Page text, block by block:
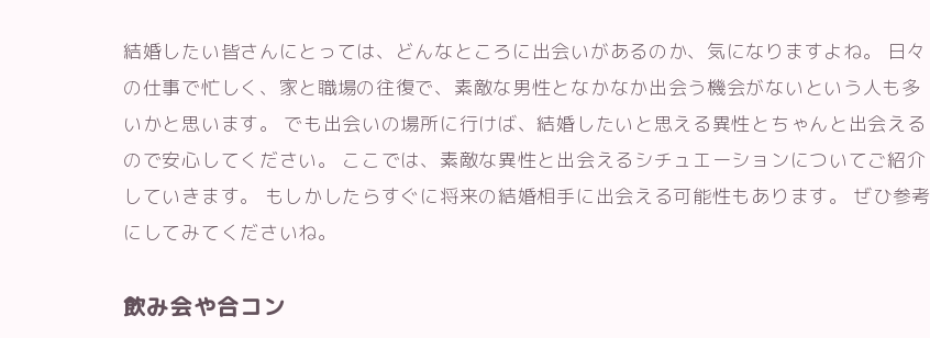
結婚したい皆さんにとっては、どんなところに出会いがあるのか、気になりますよね。 日々
の仕事で忙しく、家と職場の往復で、素敵な男性となかなか出会う機会がないという人も多
いかと思います。 でも出会いの場所に行けば、結婚したいと思える異性とちゃんと出会える
ので安心してください。 ここでは、素敵な異性と出会えるシチュエーションについてご紹介
していきます。 もしかしたらすぐに将来の結婚相手に出会える可能性もあります。 ぜひ参考
にしてみてくださいね。
飲み会や合コン